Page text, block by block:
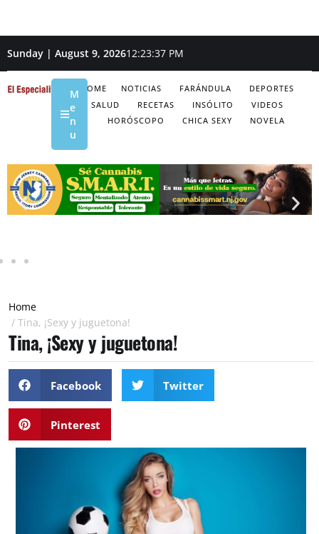
Sunday | August 9, 202612:23:38 PM
HOME NOTICIAS FARÁNDULA
DEPORTES
SALUD
RECETAS INSÓLITO
VIDEOS
HORÓSCOPO
CHICA SEXY NOVELA
M
e
n
u
Home
/ Tina, ¡Sexy y juguetona!
Tina, ¡Sexy y juguetona!
Facebook Twitter
Pinterest